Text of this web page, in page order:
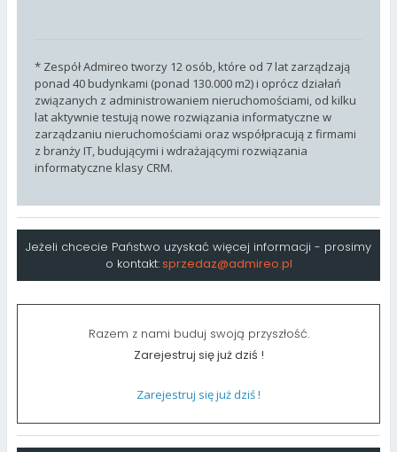
* Zespół Admireo tworzy 12 osób, które od 7 lat zarządzają
ponad 40 budynkami (ponad 130.000 m2) i oprócz działań
związanych z administrowaniem nieruchomościami, od kilku
lat aktywnie testują nowe rozwiązania informatyczne w
zarządzaniu nieruchomościami oraz współpracują z firmami
z branży IT, budującymi i wdrażającymi rozwiązania
informatyczne klasy CRM.
Jeżeli chcecie Państwo uzyskać więcej informacji - prosimy
o kontakt:sprzedaz@admireo.pl
Razem z nami buduj swoją przyszłość.
Zarejestruj się już dziś !
Zarejestruj się już dziś !